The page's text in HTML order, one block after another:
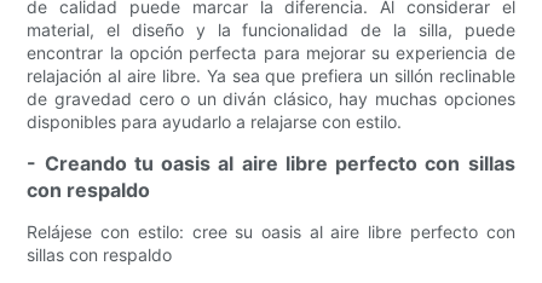
de calidad puede marcar la diferencia. Al considerar el
material, el diseño y la funcionalidad de la silla, puede
encontrar la opción perfecta para mejorar su experiencia de
relajación al aire libre. Ya sea que prefiera un sillón reclinable
de gravedad cero o un diván clásico, hay muchas opciones
disponibles para ayudarlo a relajarse con estilo.
- Creando tu oasis al aire libre perfecto con sillas
con respaldo
Relájese con estilo: cree su oasis al aire libre perfecto con
sillas con respaldo